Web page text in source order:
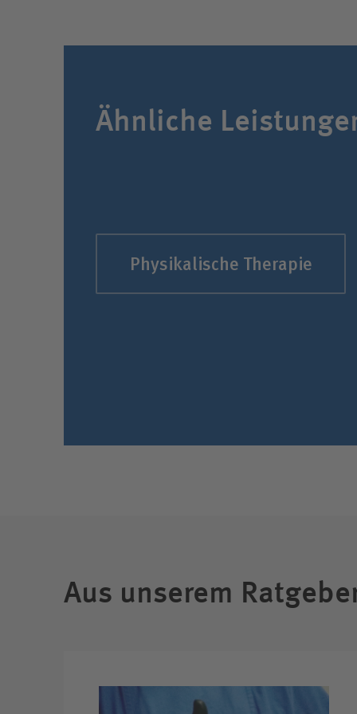
Ähnliche
Physikalische Therapie
Aus unserem